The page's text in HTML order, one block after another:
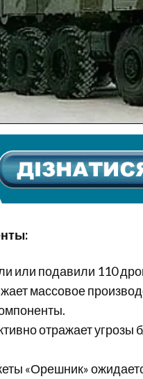
или подавили 110
массовое
отражает угрозы
«Орешник»